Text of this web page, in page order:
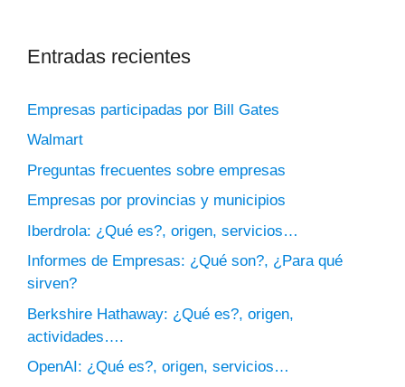
Entradas recientes
Empresas participadas por Bill Gates
Walmart
Preguntas frecuentes sobre empresas
Empresas por provincias y municipios
Iberdrola: ¿Qué es?, origen, servicios…
Informes de Empresas: ¿Qué son?, ¿Para qué
sirven?
Berkshire Hathaway: ¿Qué es?, origen,
actividades….
OpenAI: ¿Qué es?, origen, servicios…